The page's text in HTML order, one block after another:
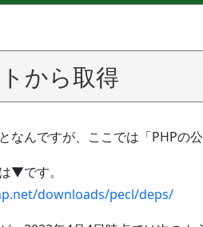
から取得
なんですが、ここでは「PHPの公
▼です。
downloads/pecl/deps/